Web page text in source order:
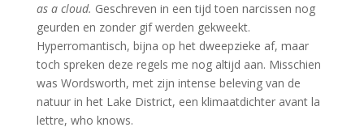
as a cloud. Geschreven in een tijd toen narcissen nog
geurden en zonder gif werden gekweekt.
Hyperromantisch, bijna op het dweepzieke af, maar
toch spreken deze regels me nog altijd aan. Misschien
was Wordsworth, met zijn intense beleving van de
natuur in het Lake District, een klimaatdichter avant la
lettre, who knows.